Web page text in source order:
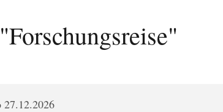
27.12.2026